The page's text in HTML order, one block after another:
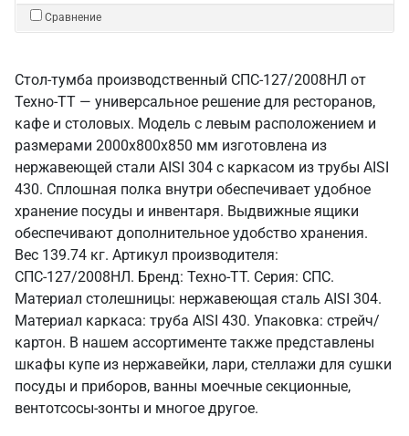
Сравнение
Стол-тумба производственный СПС-127/2008НЛ от
Техно-ТТ — универсальное решение для ресторанов,
кафе и столовых. Модель с левым расположением и
размерами 2000x800x850 мм изготовлена из
нержавеющей стали AISI 304 с каркасом из трубы AISI
430. Сплошная полка внутри обеспечивает удобное
хранение посуды и инвентаря. Выдвижные ящики
обеспечивают дополнительное удобство хранения.
Вес 139.74 кг. Артикул производителя:
СПС-127/2008НЛ. Бренд: Техно-ТТ. Серия: СПС.
Материал столешницы: нержавеющая сталь AISI 304.
Материал каркаса: труба AISI 430. Упаковка: стрейч/
картон. В нашем ассортименте также представлены
шкафы купе из нержавейки, лари, стеллажи для сушки
посуды и приборов, ванны моечные секционные,
вентотсосы-зонты и многое другое.